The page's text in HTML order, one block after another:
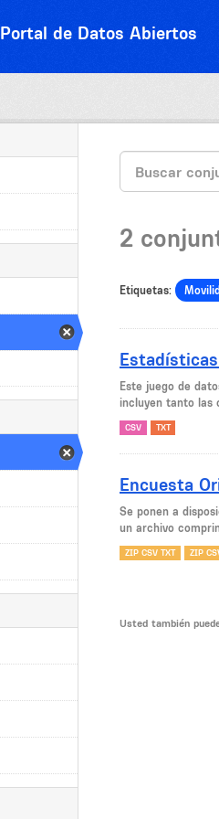
Portal de Datos Abiertos
2
Etiquetas:
Este juego de
incluyen tanto las
CSV TXT
Encuesta
Se ponen a
un archivo
ZIP CSV TXT ZIP
Usted también